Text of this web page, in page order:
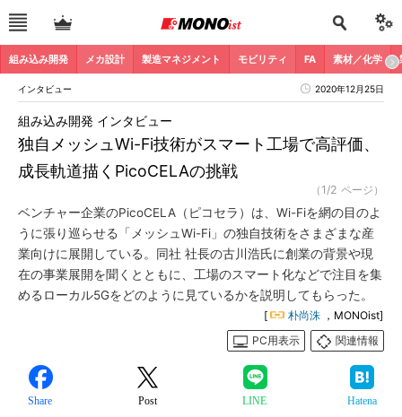
組み込み開発 メカ設計 製造マネジメント モビリティ FA 素材／化学
インタビュー 2020年12月25日
独自メッシュWi-Fi技術がスマート工場で高評価、
成長軌道描くPicoCELAの挑戦
組み込み開発 インタビュー
（1/2 ページ）
ベンチャー企業のPicoCELA（ピコセラ）は、Wi-Fiを網の目のよ
うに張り巡らせる「メッシュWi-Fi」の独自技術をさまざまな産
業向けに展開している。同社 社長の古川浩氏に創業の背景や現
在の事業展開を聞くとともに、工場のスマート化などで注目を集
めるローカル5Gをどのように見ているかを説明してもらった。
[ 朴尚洙 ，MONOist]
PC用表示
関連情報
Share Post LINE Hatena